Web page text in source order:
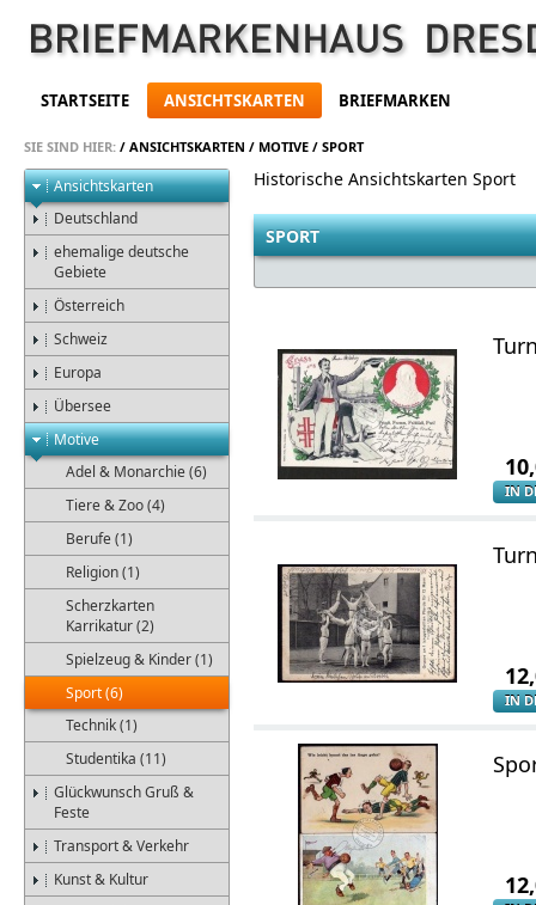
STARTSEITE ANSICHTSKARTEN BRIEFMARKEN
SIE SIND HIER: / ANSICHTSKARTEN / MOTIVE / SPORT
Ansichtskarten
Deutschland
ehemalige deutsche
Gebiete
Österreich
Schweiz
Europa
Übersee
Motive
Adel & Monarchie (6)
Tiere & Zoo (4)
Berufe (1)
Religion (1)
Scherzkarten
Karrikatur (2)
Spielzeug & Kinder (1)
Sport (6)
Technik (1)
Studentika (11)
Glückwunsch Gruß &
Feste
Transport & Verkehr
Kunst & Kultur
Historische Ansichtskarten Sport
SPORT
IN
IN